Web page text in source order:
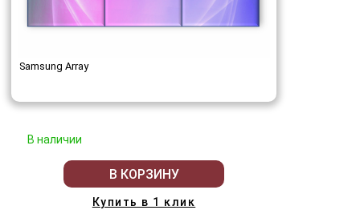
Samsung Array
В наличии
В КОРЗИНУ
Купить в 1 клик